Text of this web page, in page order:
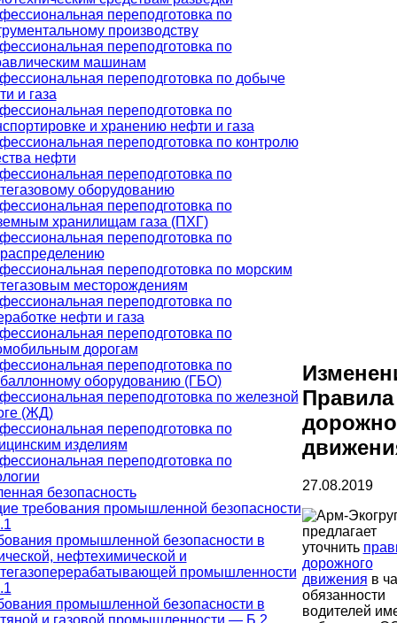
переподготовка по
производству
переподготовка по
машинам
переподготовка по добыче
и газа
переподготовка по
и хранению нефти и газа
переподготовка по контролю
нефти
переподготовка по
оборудованию
переподготовка по
хранилищам газа (ПХГ)
переподготовка по
переподготовка по морским
месторождениям
переподготовка по
нефти и газа
переподготовка по
дорогам
переподготовка по
оборудованию (ГБО)
переподготовка по железной
(ЖД)
переподготовка по
изделиям
переподготовка по
безопасность
требования промышленной безопасности
промышленной безопасности в
нефтехимической и
промышленности
промышленной безопасности в
и газовой промышленности — Б.2
Правила
27.08.2019
предлагает
уточнить
дорожного
движения в
обязанности
водителей